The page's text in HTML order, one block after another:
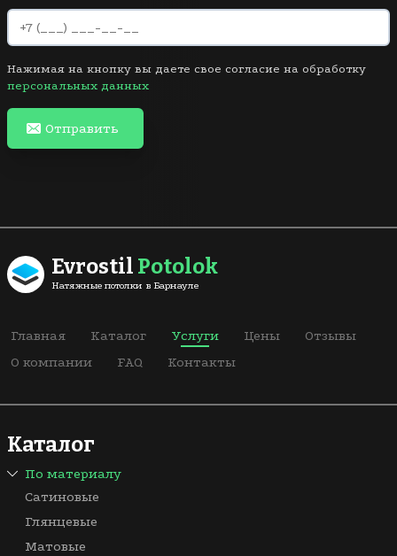
Нажимая на кнопку вы даете свое согласие на обработку
персональных данных
Отправить
Evrostil Potolok
Натяжные потолки в Барнауле
Главная Каталог Услуги Цены
Отзывы
О компании
FAQ Контакты
Каталог
По материалу
Сатиновые
Глянцевые
Матовые